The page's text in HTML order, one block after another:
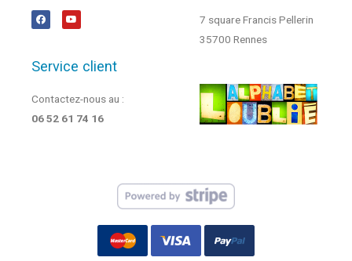
Service client
Contactez-nous au :
06 52 61 74 16
7 square Francis Pellerin
35700 Rennes